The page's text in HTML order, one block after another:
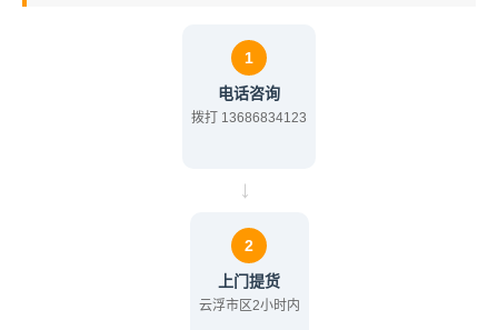
1
电话咨询
拨打 13686834123
→
2
上门提货
云浮市区2小时内